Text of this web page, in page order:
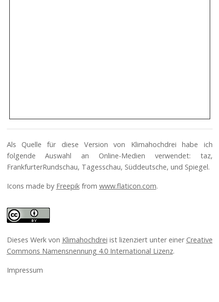
Als Quelle für diese Version von Klimahochdrei habe ich
folgende Auswahl an Online-Medien verwendet: taz,
FrankfurterRundschau, Tagesschau, Süddeutsche, und Spiegel.
Icons made by Freepikfrom www.flaticon.com.
Dieses Werk von Klimahochdrei ist lizenziert unter einer Creative
Commons Namensnennung 4.0 International Lizenz.
Impressum